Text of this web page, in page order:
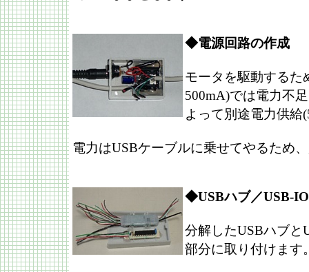
◆電源回路の作成
モータを駆動するた
500mA)では電力不
よって別途電力供
電力はUSBケーブルに乗せてやるため
◆USBハブ／USB-
分解したUSBハブと
部分に取り付けます